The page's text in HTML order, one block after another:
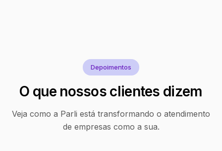
Depoimentos
O que nossos clientes dizem
Veja como a Parli está transformando o atendimento
de empresas como a sua.